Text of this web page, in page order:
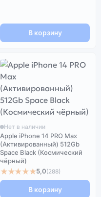
В корзину
Нет в наличии
Apple iPhone 14 PRO Max
(Активированный) 512Gb
Space Black (Космический
чёрный)
★★★★★5,0(288)
В корзину